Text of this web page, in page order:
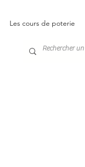
Les cours de poterie